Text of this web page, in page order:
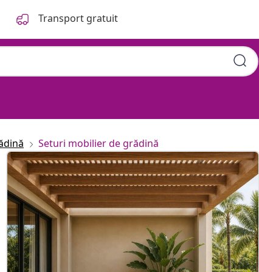
Transport gratuit
Seturi mobilier de grădină